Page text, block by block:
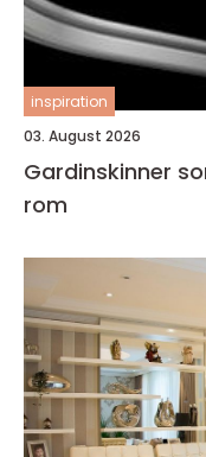
inspiration
03. August 2026
Gardinskinner
rom